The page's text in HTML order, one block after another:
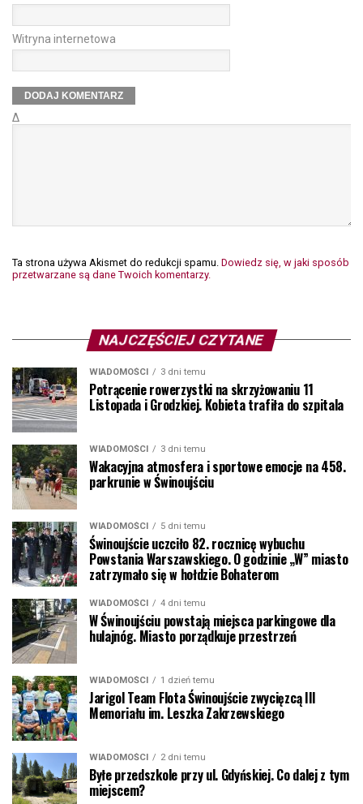
Witryna internetowa
Δ
Ta strona używa Akismet do redukcji spamu. Dowiedz się, w jaki sposób
przetwarzane są dane Twoich komentarzy.
NAJCZĘŚCIEJ CZYTANE
WIADOMOŚCI 3 dni temu
Potrącenie rowerzystki na skrzyżowaniu 11
Listopada i Grodzkiej. Kobieta trafiła do szpitala
WIADOMOŚCI 3 dni temu
Wakacyjna atmosfera i sportowe emocje na 458.
parkrunie w Świnoujściu
WIADOMOŚCI 5 dni temu
Świnoujście uczciło 82. rocznicę wybuchu
Powstania Warszawskiego. O godzinie „W” miasto
zatrzymało się w hołdzie Bohaterom
WIADOMOŚCI 4 dni temu
W Świnoujściu powstają miejsca parkingowe dla
hulajnóg. Miasto porządkuje przestrzeń
WIADOMOŚCI 1 dzień temu
Jarigol Team Flota Świnoujście zwycięzcą III
Memoriału im. Leszka Zakrzewskiego
WIADOMOŚCI 2 dni temu
Byłe przedszkole przy ul. Gdyńskiej. Co dalej z tym
miejscem?